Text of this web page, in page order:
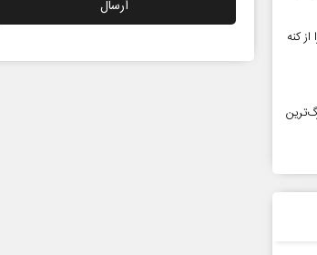
کنه
اسباب‌بازی ۵؛ بزرگ‌ترین
- مدیر کل روابط عمومی